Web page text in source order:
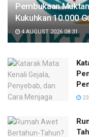
Pembukaan
Kukuhkan 10.000
4 AUGUST 2026 08:31
23